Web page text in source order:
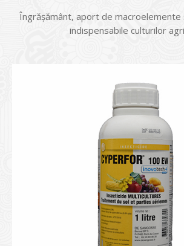
Îngrășământ, aport de macroelemente
indispensabile culturilor